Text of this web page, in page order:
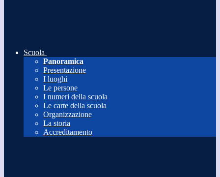
Scuola
Panoramica
Presentazione
I luoghi
Le persone
I numeri della scuola
Le carte della scuola
Organizzazione
La storia
Accreditamento